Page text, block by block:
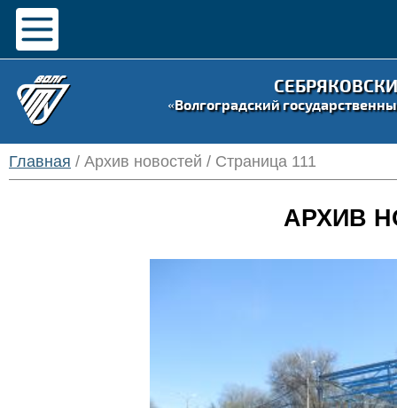
«Волгоградский
Главная / Архив новостей / Страница 111
АРХИВ